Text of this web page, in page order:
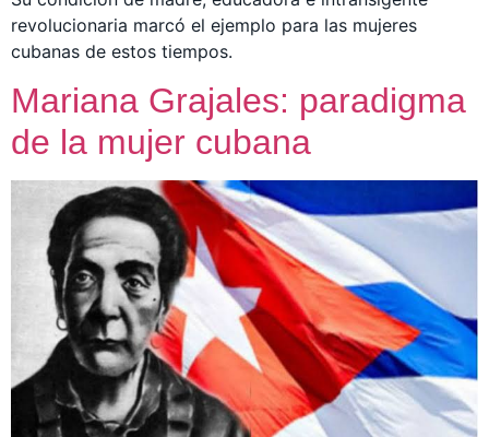
revolucionaria marcó el ejemplo para las mujeres
cubanas de estos tiempos.
Mariana Grajales: paradigma
de la mujer cubana